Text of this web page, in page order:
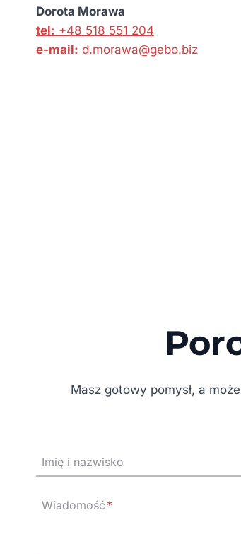
Dorota Morawa
tel: +48 518 551 204
e-mail: d.morawa@gebo.biz
Masz gotowy pomysł, a
Imię i nazwisko
Wiadomość *